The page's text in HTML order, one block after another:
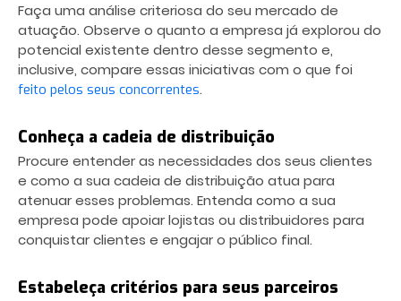
Faça uma análise criteriosa do seu mercado de
atuação. Observe o quanto a empresa já explorou do
potencial existente dentro desse segmento e,
inclusive, compare essas iniciativas com o que foi
feito pelos seus concorrentes.
Conheça a cadeia de distribuição
Procure entender as necessidades dos seus clientes
e como a sua cadeia de distribuição atua para
atenuar esses problemas. Entenda como a sua
empresa pode apoiar lojistas ou distribuidores para
conquistar clientes e engajar o público final.
Estabeleça critérios para seus parceiros